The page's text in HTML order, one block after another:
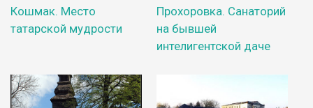
Кошмак. Место
татарской мудрости
Прохоровка. Санаторий
на бывшей
интелигентской даче